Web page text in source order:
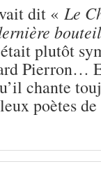
dit « Le
plutôt
Pierron…
chante
poètes